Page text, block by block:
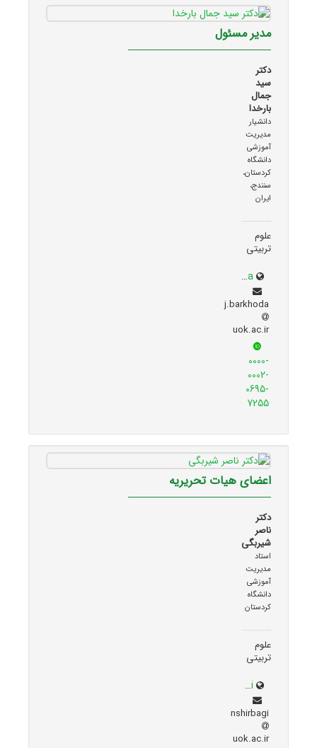
مدیر مسئول
دکتر
سید
جمال
بارخدا
دانشیار
مدیریت
آموزشی
دانشگاه
کردستان،
سنندج،
ایران
علوم
تربیتی
research.uok.ac.ir/~jbarkhoda/
j.barkhoda
uok.ac.ir
0000-
0002-
0695-
7255
اعضای هیات تحریریه
دکتر
ناصر
شیربگی
استاد
مدیریت
آموزشی
دانشگاه
کردستان
علوم
تربیتی
research.uok.ac.ir/~nshirbagi/
nshirbagi
uok.ac.ir